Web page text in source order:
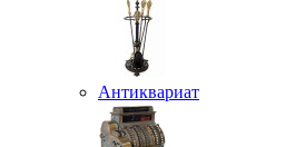
Антиквариат